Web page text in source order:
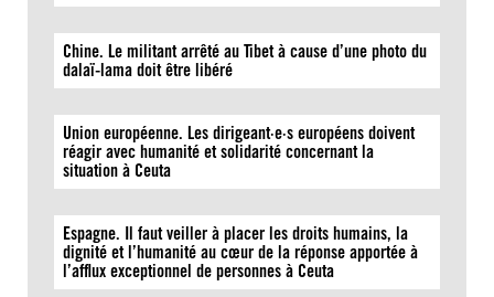
Chine. Le militant arrêté au Tibet à cause d’une photo du
dalaï-lama doit être libéré
Union européenne. Les dirigeant·e·s européens doivent
réagir avec humanité et solidarité concernant la
situation à Ceuta
Espagne. Il faut veiller à placer les droits humains, la
dignité et l’humanité au cœur de la réponse apportée à
l’afflux exceptionnel de personnes à Ceuta